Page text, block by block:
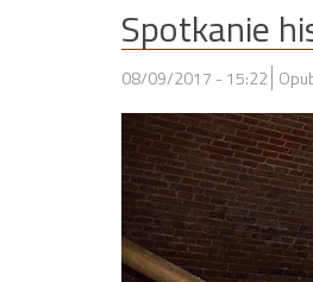
Spotkanie
08/09/2017 - 15:22